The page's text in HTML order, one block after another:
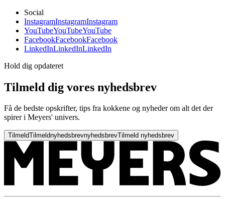
Social
InstagramInstagramInstagram
YouTubeYouTubeYouTube
FacebookFacebookFacebook
LinkedInLinkedInLinkedIn
Hold dig opdateret
Tilmeld dig vores nyhedsbrev
Få de bedste opskrifter, tips fra kokkene og nyheder om alt det der
spirer i Meyers' univers.
TilmeldTilmeldnyhedsbrevnyhedsbrevTilmeld nyhedsbrev